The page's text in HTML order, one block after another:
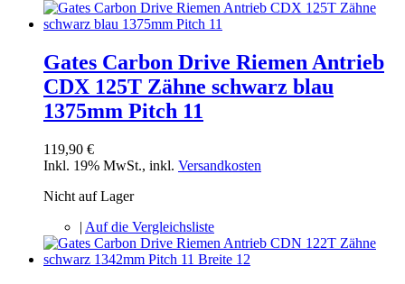
Gates Carbon Drive Riemen Antrieb
CDX 125T Zähne schwarz blau
1375mm Pitch 11
119,90 €
Inkl. 19% MwSt., inkl. Versandkosten
Nicht auf Lager
| Auf die Vergleichsliste